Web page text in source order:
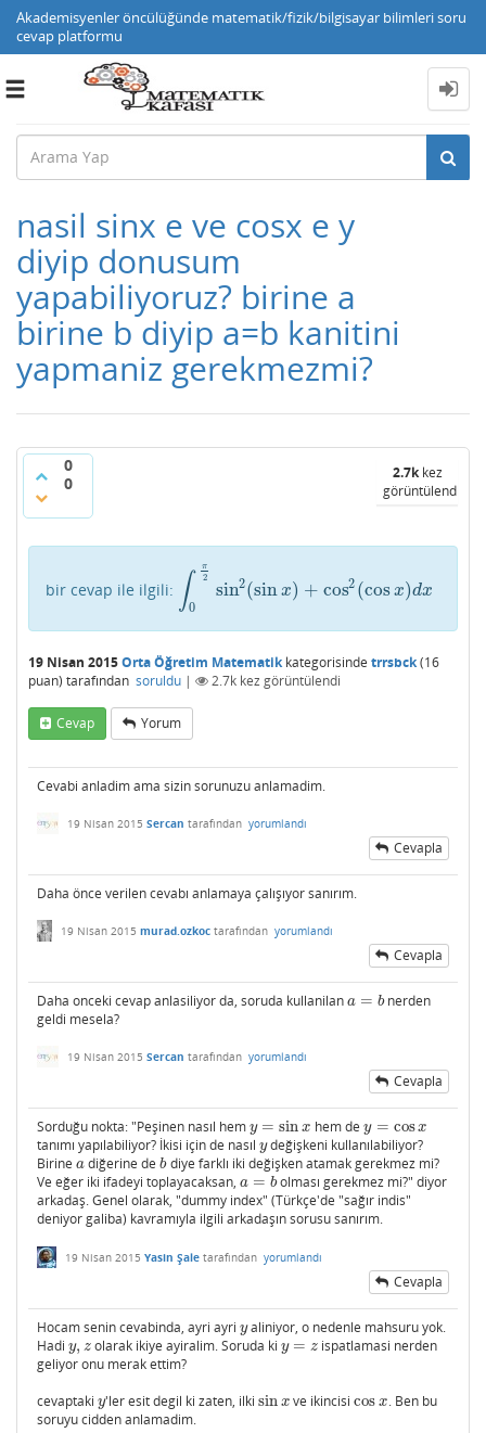
Akademisyenler öncülüğünde matematik/fizik/bilgisayar bilimleri soru
cevap platformu
Toggle
nasil sinx e ve cosx e y
diyip donusum
yapabiliyoruz? birine a
birine b diyip a=b kanitini
yapmaniz gerekmezmi?
0
0
2.7kkez
görüntülendi
bir cevap ile ilgili: ∫
π
2
0
sin2(sin x) + cos2 (cos x)dx
0 sin2(sinx)+cos2 (cosx)dx
19 Nisan 2015Orta Öğretim Matematikkategorisinde trrsbck(16
puan) tarafından soruldu | 2.7k kez görüntülendi
Cevap Yorum
Cevabi anladim ama sizin sorunuzu anlamadim.
19 Nisan 2015 Sercan tarafından yorumlandı
Cevapla
Daha önce verilen cevabı anlamaya çalışıyor sanırım.
19 Nisan 2015 murad.ozkoc tarafından yorumlandı
Cevapla
Daha onceki cevap anlasiliyor da, soruda kullanilan a = b
a=b
nerden
geldi mesela?
19 Nisan 2015 Sercan tarafından yorumlandı
Cevapla
Sorduğu nokta: "Peşinen nasıl hem y = sin x
y=sinx hem dey = cosx
y=cosx
tanımı yapılabiliyor? İkisi için de nasıl y
ydeğişkeni kullanılabiliyor?
Birine a
a diğerine deb
bdiye farklı iki değişken atamak gerekmez mi?
Ve eğer iki ifadeyi toplayacaksan, a = b
a=b
olması gerekmez mi?" diyor
arkadaş. Genel olarak, "dummy index" (Türkçe'de "sağır indis"
deniyor galiba) kavramıyla ilgili arkadaşın sorusu sanırım.
19 Nisan 2015 Yasin Şale tarafından yorumlandı
Cevapla
Hocam senin cevabinda, ayri ayri y
yaliniyor, o nedenle mahsuru yok.
Hadi y, z
y,z olarak ikiye ayiralim. Soruda ki y = z
y=z
ispatlamasi nerden
geliyor onu merak ettim?
cevaptaki y
y'ler esit degil ki zaten, ilkisin x
sinx ve ikincisicos x
cosx . Ben bu
soruyu cidden anlamadim.